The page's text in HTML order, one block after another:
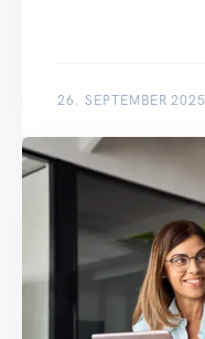
26. SEPTEMBER 2025